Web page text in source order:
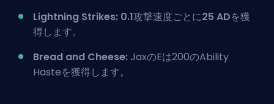
Lightning Strikes: 0.1攻撃速度ごとに25 ADを獲
得します。
Bread and Cheese:JaxのEは200のAbility
Hasteを獲得します。